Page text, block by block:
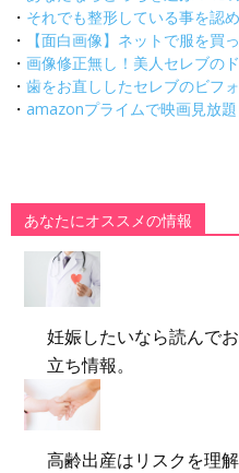
・ それでも整形している事を認
・
【面白画像】ネットで服を買
・ 画像修正無し！美人セレブの
・ 歯をお直ししたセレブのビフ
・ amazonプライムで映画見放
あなたにオススメの情報
妊娠したいなら読んで
立ち情報。
高齢出産はリスクを理